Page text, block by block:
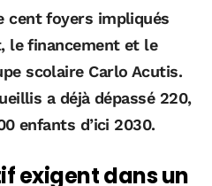
cent foyers impliqués
le financement et le
scolaire Carlo Acutis.
a déjà dépassé 220,
enfants d’ici 2030.
exigent dans un